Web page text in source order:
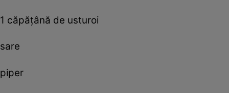
1 căpățână de usturoi
sare
piper